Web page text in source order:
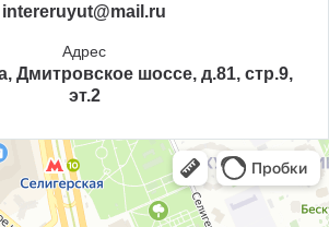
intereruyut@mail.ru
Адрес
Дмитровское шоссе, д.81, стр.9,
эт.2